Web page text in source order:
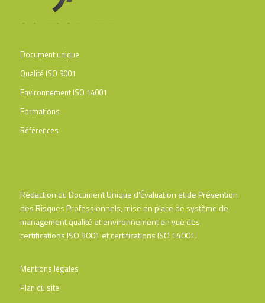
Document unique
Qualité ISO 9001
Environnement ISO 14001
Formations
Références
Rédaction du Document Unique d’Évaluation et de Prévention
des Risques Professionnels, mise en place de système de
management qualité et environnement en vue des
certifications ISO 9001 et certifications ISO 14001.
Mentions légales
Plan du site